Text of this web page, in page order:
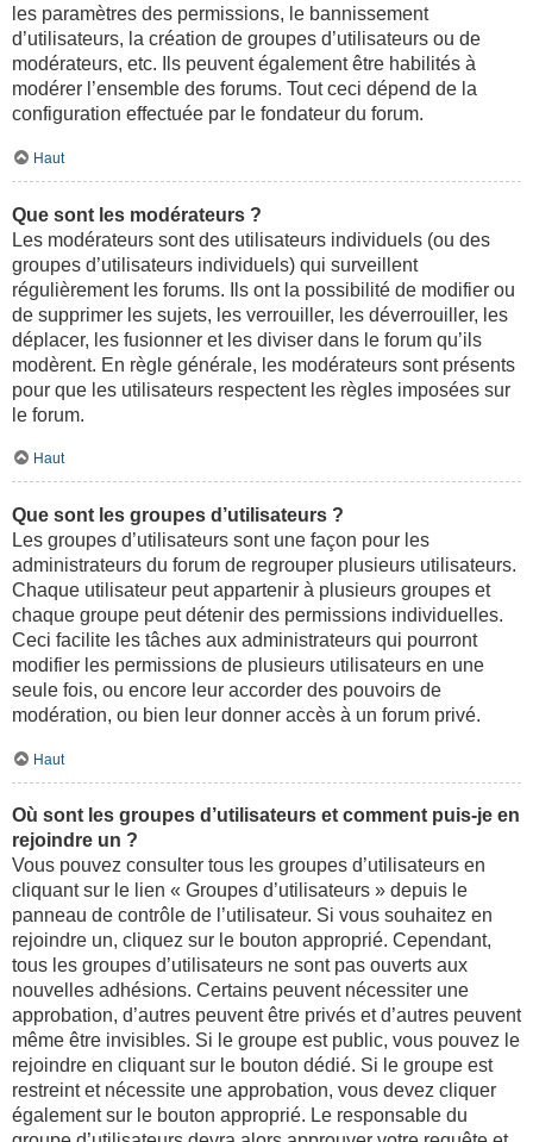
les paramètres des permissions, le bannissement
d’utilisateurs, la création de groupes d’utilisateurs ou de
modérateurs, etc. Ils peuvent également être habilités à
modérer l’ensemble des forums. Tout ceci dépend de la
configuration effectuée par le fondateur du forum.
Haut
Que sont les modérateurs ?
Les modérateurs sont des utilisateurs individuels (ou des
groupes d’utilisateurs individuels) qui surveillent
régulièrement les forums. Ils ont la possibilité de modifier ou
de supprimer les sujets, les verrouiller, les déverrouiller, les
déplacer, les fusionner et les diviser dans le forum qu’ils
modèrent. En règle générale, les modérateurs sont présents
pour que les utilisateurs respectent les règles imposées sur
le forum.
Haut
Que sont les groupes d’utilisateurs ?
Les groupes d’utilisateurs sont une façon pour les
administrateurs du forum de regrouper plusieurs utilisateurs.
Chaque utilisateur peut appartenir à plusieurs groupes et
chaque groupe peut détenir des permissions individuelles.
Ceci facilite les tâches aux administrateurs qui pourront
modifier les permissions de plusieurs utilisateurs en une
seule fois, ou encore leur accorder des pouvoirs de
modération, ou bien leur donner accès à un forum privé.
Haut
Où sont les groupes d’utilisateurs et comment puis-je en
rejoindre un ?
Vous pouvez consulter tous les groupes d’utilisateurs en
cliquant sur le lien « Groupes d’utilisateurs » depuis le
panneau de contrôle de l’utilisateur. Si vous souhaitez en
rejoindre un, cliquez sur le bouton approprié. Cependant,
tous les groupes d’utilisateurs ne sont pas ouverts aux
nouvelles adhésions. Certains peuvent nécessiter une
approbation, d’autres peuvent être privés et d’autres peuvent
même être invisibles. Si le groupe est public, vous pouvez le
rejoindre en cliquant sur le bouton dédié. Si le groupe est
restreint et nécessite une approbation, vous devez cliquer
également sur le bouton approprié. Le responsable du